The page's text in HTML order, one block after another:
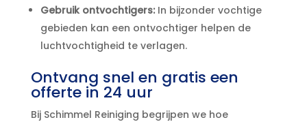
Gebruik ontvochtigers:In bijzonder vochtige
gebieden kan een ontvochtiger helpen de
luchtvochtigheid te verlagen.​
Ontvang snel en gratis een
offerte in 24 uur
Bij Schimmel Reiniging begrijpen we hoe